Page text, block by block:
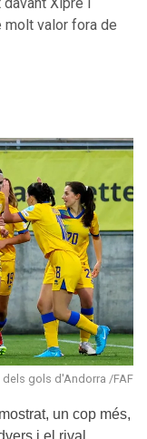
molt valor fora de
gols d'Andorra /FAF
un cop més,
i el rival,